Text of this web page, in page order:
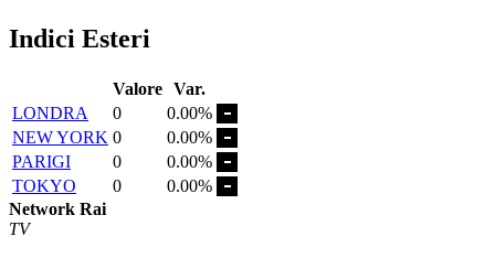
Indici Esteri
Valore Var.
LONDRA
0
0.00%
NEW YORK 0
0.00%
PARIGI
0
0.00%
TOKYO
0
0.00%
Network Rai
TV